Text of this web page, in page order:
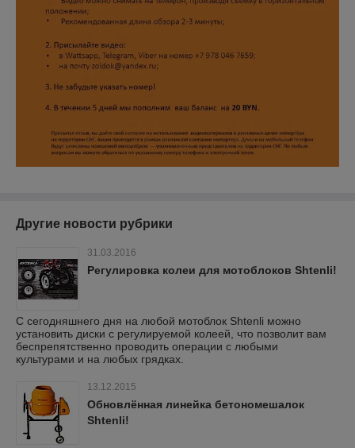
Другие новости рубрики
31.03.2016
Регулировка колеи для мотоблоков Shtenli!
С сегодняшнего дня на любой мотоблок Shtenli можно
установить диски с регулируемой колеей, что позволит вам
беспрепятственно проводить операции с любыми
культурами и на любых грядках.
13.12.2015
Обновлённая линейка бетономешалок
Shtenli!